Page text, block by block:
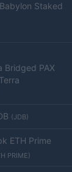
Staked
Bridged PAX
(JDB)
ETH Prime
PRIME)